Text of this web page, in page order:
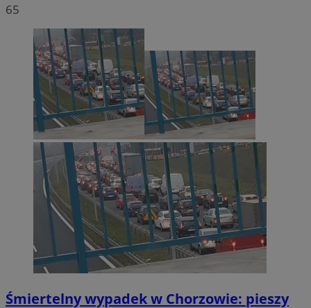
65
Śmiertelny wypadek w Chorzowie: pieszy